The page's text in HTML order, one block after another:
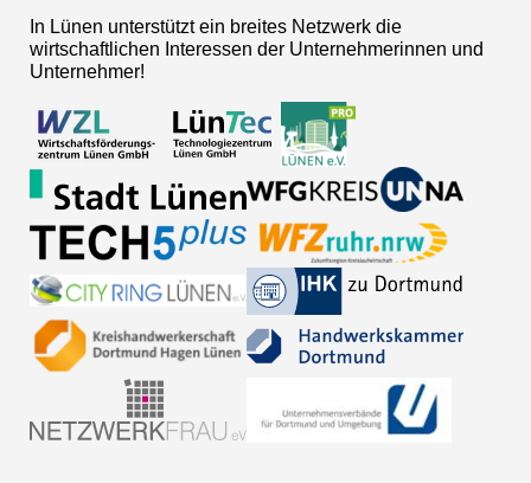
In Lünen unterstützt ein breites Netzwerk die
wirtschaftlichen Interessen der Unternehmerinnen und
Unternehmer!